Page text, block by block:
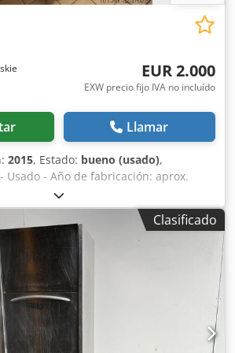
EUR 2.000
EXW precio fijo IVA no incluído
Llamar
2015, Estado: bueno (usado),
Usado - Año de fabricación: aprox.
Nfox Abqsr - Control electrónico -
- Potencia: aprox. 10 kW - Máquina de
- Recogida en almacén / opción de
EXW
Clasificado